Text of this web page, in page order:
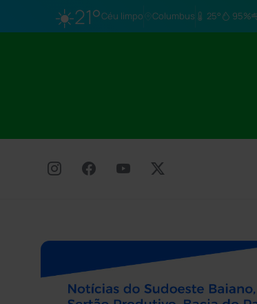
☀️21°Céu limpo Columbus 25° 95%